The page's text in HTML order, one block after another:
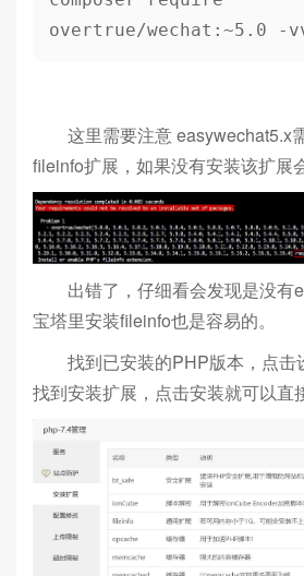
overtrue/wechat:~5.0 -
这里需要注意 easywechat5.x
fileinfo扩展，如果没有安装该扩展
出错了，仔细看会发现是没有
宝塔里安装fileinfo也是容易的。
找到已安装的PHP版本，点击
找到安装扩展，点击安装就可以直